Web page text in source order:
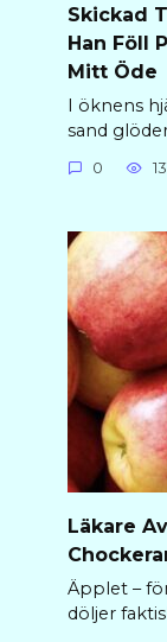
Skickad
Han Föll
Mitt Öde
I öknens
sand
0
Läkare
Äpplet –
döljer